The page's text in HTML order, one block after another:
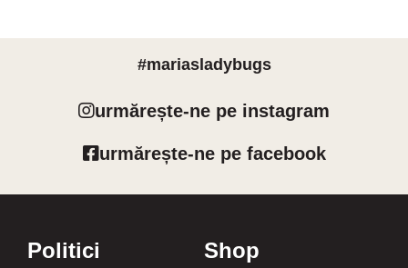
#mariasladybugs
urmărește-ne pe instagram
urmărește-ne pe facebook
Politici Shop